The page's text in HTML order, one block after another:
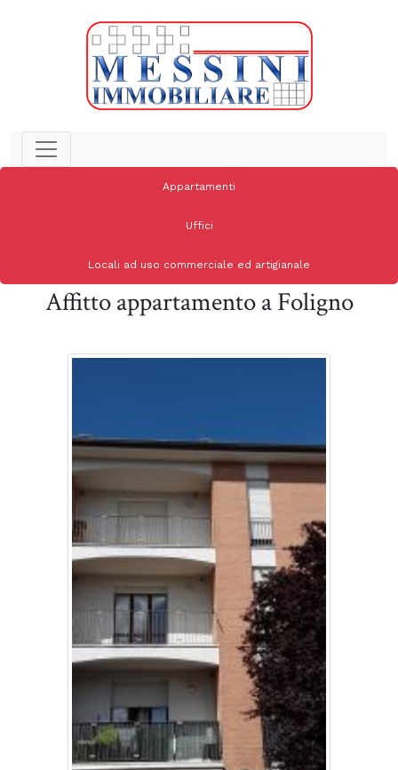
Appartamenti
Uffici
Locali ad uso commerciale ed artigianale
Affitto appartamento a Foligno